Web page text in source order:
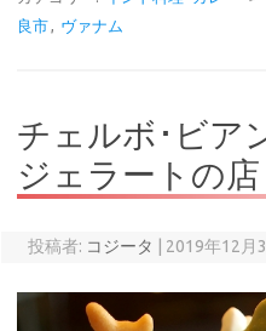
良市, ヴァナム
チェルボ･ビア
ジェラートの店
投稿者: コジータ 2019年12月